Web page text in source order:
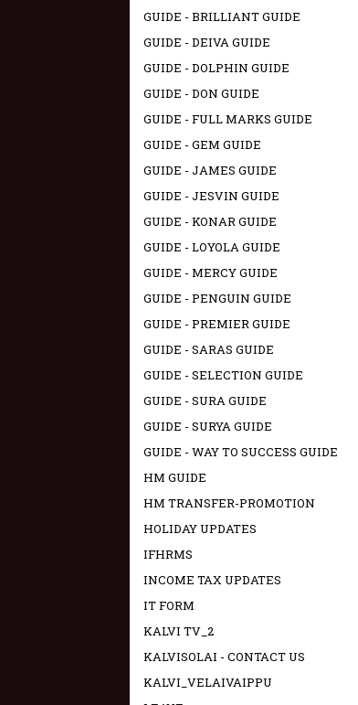
GUIDE - BRILLIANT GUIDE
GUIDE - DEIVA GUIDE
GUIDE - DOLPHIN GUIDE
GUIDE - DON GUIDE
GUIDE - FULL MARKS GUIDE
GUIDE - GEM GUIDE
GUIDE - JAMES GUIDE
GUIDE - JESVIN GUIDE
GUIDE - KONAR GUIDE
GUIDE - LOYOLA GUIDE
GUIDE - MERCY GUIDE
GUIDE - PENGUIN GUIDE
GUIDE - PREMIER GUIDE
GUIDE - SARAS GUIDE
GUIDE - SELECTION GUIDE
GUIDE - SURA GUIDE
GUIDE - SURYA GUIDE
GUIDE - WAY TO SUCCESS GUIDE
HM GUIDE
HM TRANSFER-PROMOTION
HOLIDAY UPDATES
IFHRMS
INCOME TAX UPDATES
IT FORM
KALVI TV_2
KALVISOLAI - CONTACT US
KALVI_VELAIVAIPPU